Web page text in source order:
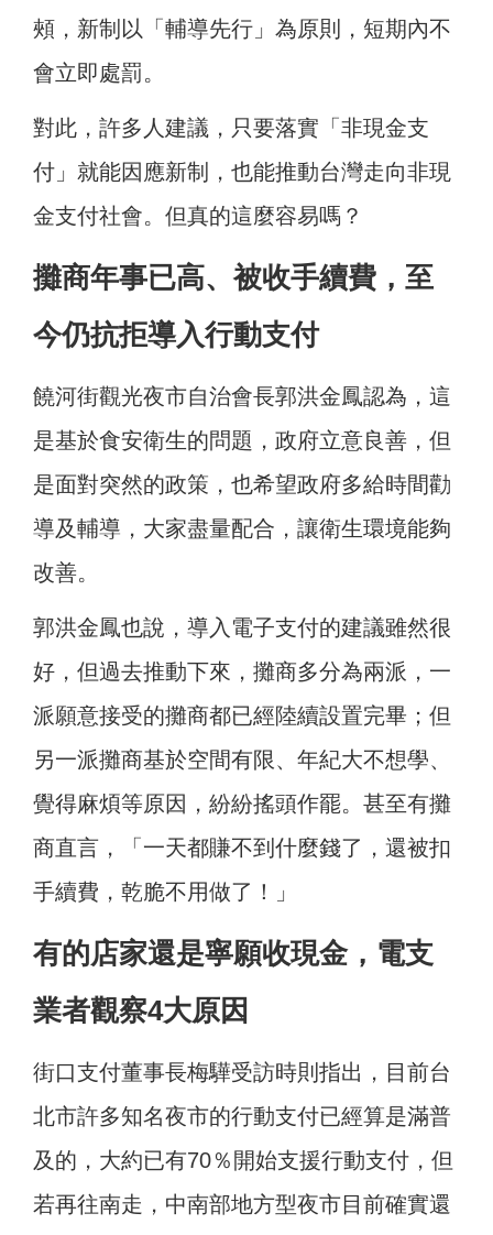
頰，新制以「輔導先行」為原則，短期內不
會立即處罰。
對此，許多人建議，只要落實「非現金支
付」就能因應新制，也能推動台灣走向非現
金支付社會。但真的這麼容易嗎？
攤商年事已高、被收手續費，至
今仍抗拒導入行動支付
饒河街觀光夜市自治會長郭洪金鳳認為，這
是基於食安衛生的問題，政府立意良善，但
是面對突然的政策，也希望政府多給時間勸
導及輔導，大家盡量配合，讓衛生環境能夠
改善。
郭洪金鳳也說，導入電子支付的建議雖然很
好，但過去推動下來，攤商多分為兩派，一
派願意接受的攤商都已經陸續設置完畢；但
另一派攤商基於空間有限、年紀大不想學、
覺得麻煩等原因，紛紛搖頭作罷。甚至有攤
商直言，「一天都賺不到什麼錢了，還被扣
手續費，乾脆不用做了！」
有的店家還是寧願收現金，電支
業者觀察4大原因
街口支付董事長梅驊受訪時則指出，目前台
北市許多知名夜市的行動支付已經算是滿普
及的，大約已有70％開始支援行動支付，但
若再往南走，中南部地方型夜市目前確實還